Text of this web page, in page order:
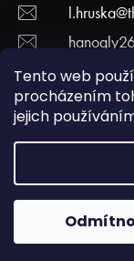
Tento web
procházením
jejich
+420
webotvurci
Vytvořil™